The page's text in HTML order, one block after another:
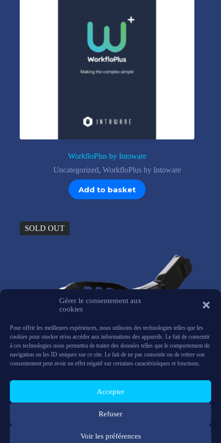
Gérer le consentement aux
cookies
Pour offrir les meilleures expériences, nous utilisons des technologies telles que les
cookies pour stocker et/ou accéder aux informations des appareils. Le fait de consentir
à ces technologies nous permettra de traiter des données telles que le comportement de
navigation ou les ID uniques sur ce site. Le fait de ne pas consentir ou de retirer son
consentement peut avoir un effet négatif sur certaines caractéristiques et fonctions.
Accepter
Refuser
Voir les préférences
WorkfloPlus by Intoware
Uncategorized, WorkfloPlus by Intoware
Add to basket
SOLD OUT